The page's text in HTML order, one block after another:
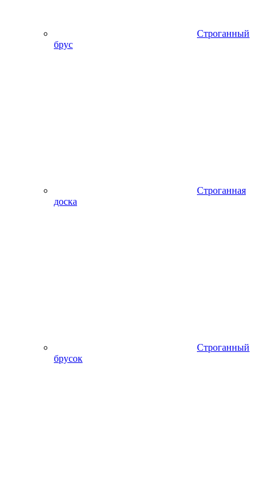
Строганный
брус
Строганная
доска
Строганный
брусок